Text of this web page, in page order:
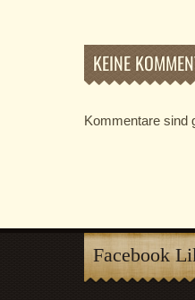
KEINE
Kommentare sind
Facebook